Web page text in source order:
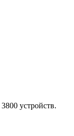
3800 устройств.